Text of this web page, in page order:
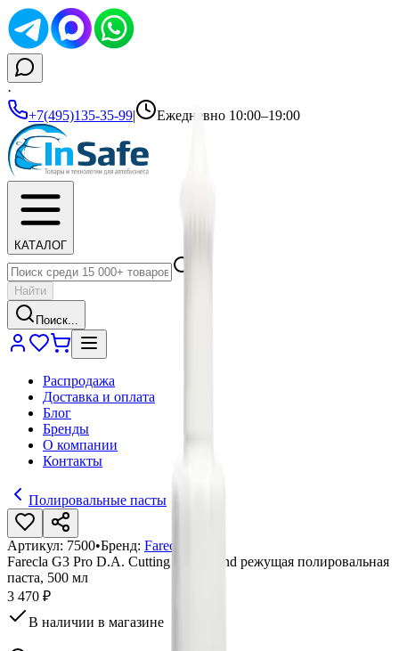
·
+7(495)135-35-99| Ежедневно 10:00–19:00
КАТАЛОГ
Найти
Поиск...
Распродажа
Доставка и оплата
Блог
Бренды
О компании
Контакты
Полировальные пасты
Артикул: 7500•Бренд: Farecla
Farecla G3 Pro D.A. Cutting Compound режущая полировальная
паста, 500 мл
3 470 ₽
В наличии в магазине